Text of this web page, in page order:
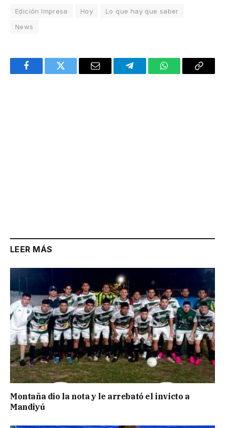
Edición Impresa Hoy
Lo que hay que saber
News
FacebookTwitter Email TelegramWhatsAppCopy
LEER MÁS
Montaña dio la nota y le arrebató el invicto a
Mandiyú